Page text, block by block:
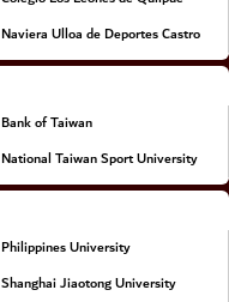
Naviera Ulloa de Deportes Castro
Bank of Taiwan
National Taiwan Sport University
Philippines University
Shanghai Jiaotong University